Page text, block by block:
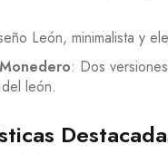
León, minimalista y
: Dos
león.